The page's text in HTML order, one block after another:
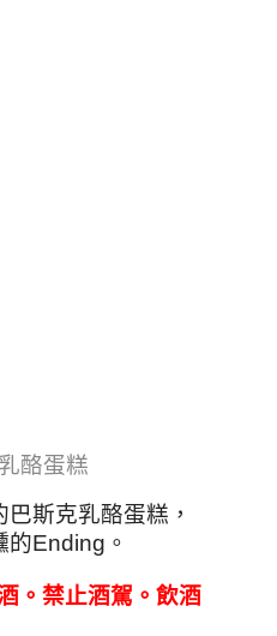
酪蛋糕
斯克乳酪蛋糕，
的Ending。
。禁止酒駕。飲酒